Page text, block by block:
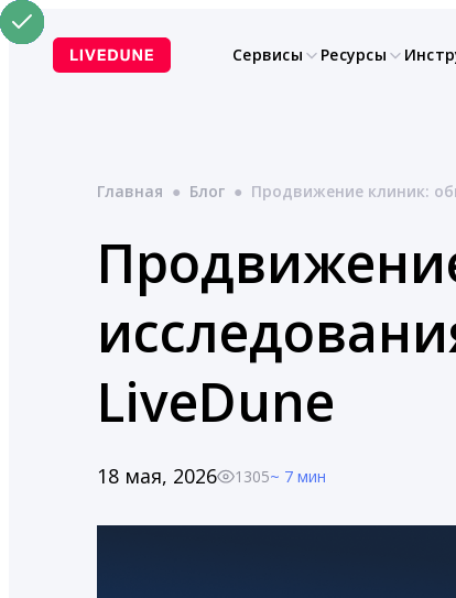
Перейти
к
содержимому
Сервисы Ресурсы
Главная ● Блог ● Продвижение клиник:
LiveDune
18 мая, 2026 1305~ 7 мин